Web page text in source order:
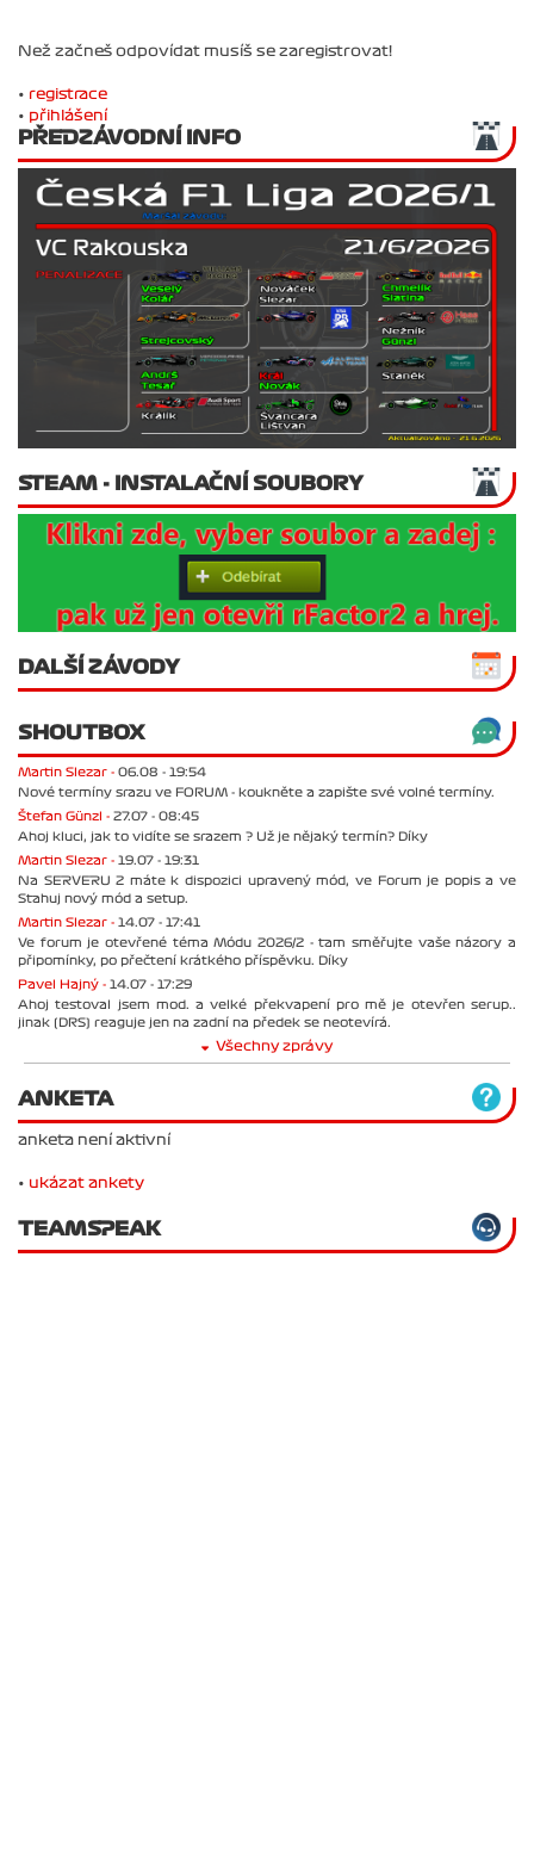
Než začneš odpovídat musíš se zaregistrovat!
• registrace
• přihlášení
PŘEDZÁVODNÍ INFO
STEAM - INSTALAČNÍ SOUBORY
DALŠÍ ZÁVODY
SHOUTBOX
Martin Slezar - 06.08 - 19:54
Nové termíny srazu ve FORUM - koukněte a zapište své volné termíny.
Štefan Günzl - 27.07 - 08:45
Ahoj kluci, jak to vidíte se srazem ? Už je nějaký termín? Díky
Martin Slezar - 19.07 - 19:31
Na SERVERU 2 máte k dispozici upravený mód, ve Forum je popis a ve
Stahuj nový mód a setup.
Martin Slezar - 14.07 - 17:41
Ve forum je otevřené téma Módu 2026/2 - tam směřujte vaše názory a
připomínky, po přečtení krátkého příspěvku. Díky
Pavel Hajný - 14.07 - 17:29
Ahoj testoval jsem mod. a velké překvapení pro mě je otevřen serup..
jinak (DRS) reaguje jen na zadní na předek se neotevírá.
Všechny zprávy
ANKETA
anketa není aktivní
• ukázat ankety
TEAMSPEAK